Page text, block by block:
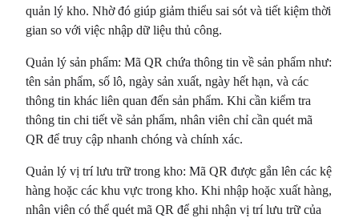
quản lý kho. Nhờ đó giúp giảm thiểu sai sót và tiết kiệm thời
gian so với việc nhập dữ liệu thủ công.
Quản lý sản phẩm: Mã QR chứa thông tin về sản phẩm như:
tên sản phẩm, số lô, ngày sản xuất, ngày hết hạn, và các
thông tin khác liên quan đến sản phẩm. Khi cần kiểm tra
thông tin chi tiết về sản phẩm, nhân viên chỉ cần quét mã
QR để truy cập nhanh chóng và chính xác.
Quản lý vị trí lưu trữ trong kho: Mã QR được gắn lên các kệ
hàng hoặc các khu vực trong kho. Khi nhập hoặc xuất hàng,
nhân viên có thể quét mã QR để ghi nhận vị trí lưu trữ của